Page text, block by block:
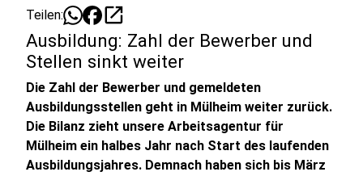
Teilen: open_in_new
Ausbildung: Zahl der Bewerber und
Stellen sinkt weiter
Die Zahl der Bewerber und gemeldeten
Ausbildungsstellen geht in Mülheim weiter zurück.
Die Bilanz zieht unsere Arbeitsagentur für
Mülheim ein halbes Jahr nach Start des laufenden
Ausbildungsjahres. Demnach haben sich bis März